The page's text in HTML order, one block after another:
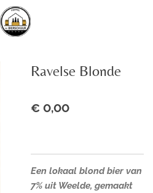
Ravelse Blonde
€ 0,00
Een lokaal blond bier van
7% uit Weelde, gemaakt